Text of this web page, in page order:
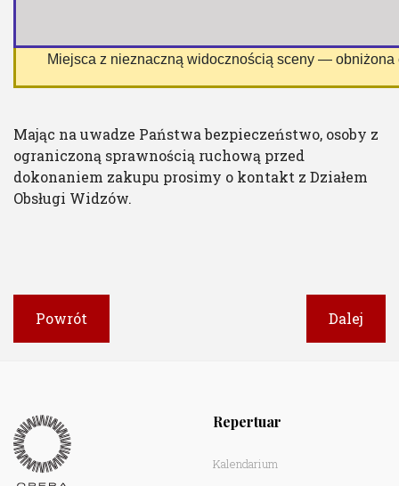
Miejsca z nieznaczną widocznością sceny — obniżona
Mając na uwadze Państwa bezpieczeństwo, osoby z
ograniczoną sprawnością ruchową przed
dokonaniem zakupu prosimy o kontakt z Działem
Obsługi Widzów.
Powrót Dalej
Repertuar
Kalendarium